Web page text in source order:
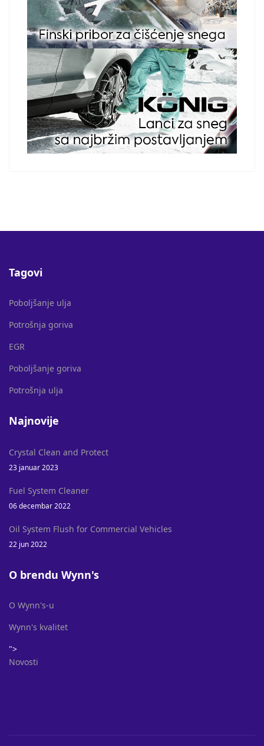
Tagovi
Poboljšanje ulja
Potrošnja goriva
EGR
Poboljšanje goriva
Potrošnja ulja
Najnovije
Crystal Clean and Protect
23 januar 2023
Fuel System Cleaner
06 decembar 2022
Oil System Flush for Commercial Vehicles
22 jun 2022
O brendu Wynn's
O Wynn's-u
Wynn's kvalitet
">
Novosti